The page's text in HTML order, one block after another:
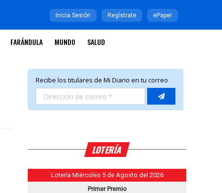
Inicia Sesión Regístrate ePaper
FARÁNDULA MUNDO SALUD
LOTERÍA
Lotería Miércoles 5 de Agosto del 2026
Primer Premio